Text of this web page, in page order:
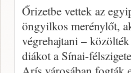
Őrizetbe vettek az
öngyilkos merénylőt,
végrehajtani –
diákot a Sínai-